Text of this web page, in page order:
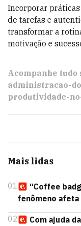
Incorporar
de tarefas e
transformar a
motivação e
Acompanhe tudo
administracao-
produtividade-
Mais lidas
01
“Coffee
fenômeno afeta
02
Com ajuda